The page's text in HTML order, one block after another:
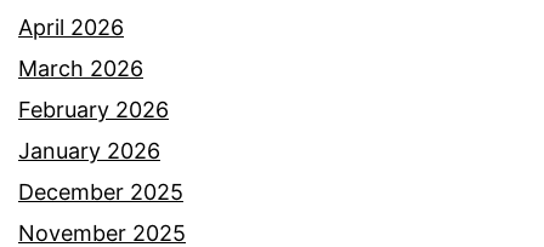
April 2026
March 2026
February 2026
January 2026
December 2025
November 2025